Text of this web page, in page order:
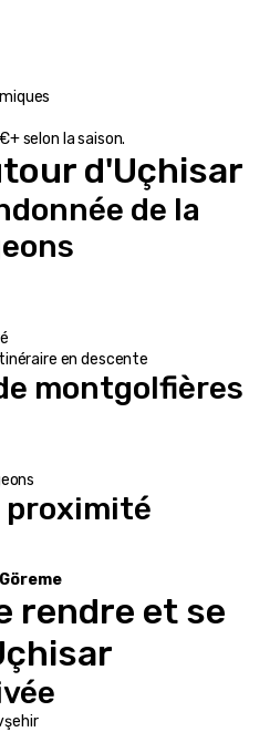
selon la saison.
d'Uçhisar
de la
en descente
montgolfières
rendre et se